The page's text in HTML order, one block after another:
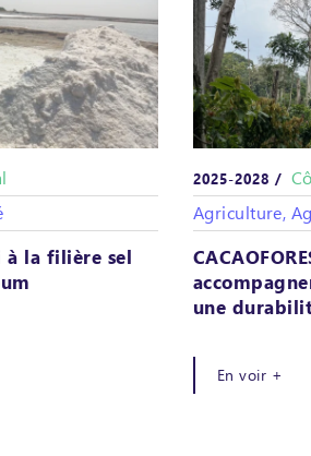
à la filière sel
2025-2028 /
Agriculture,
une
En voir +